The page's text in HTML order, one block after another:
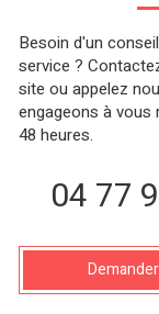
Besoin d'un
service ?
site ou appelez
engageons à vous
48 heures.
04 77